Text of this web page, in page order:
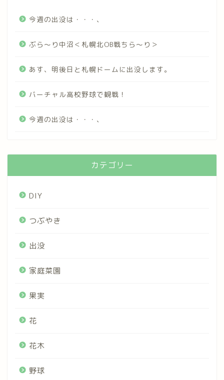
今週の出没は・・・、
ぶら～り中沼＜札幌北OB戦ちら～り＞
あす、明後日と札幌ドームに出没します。
バーチャル高校野球で観戦！
今週の出没は・・・、
カテゴリー
DIY
つぶやき
出没
家庭菜園
果実
花
花木
野球